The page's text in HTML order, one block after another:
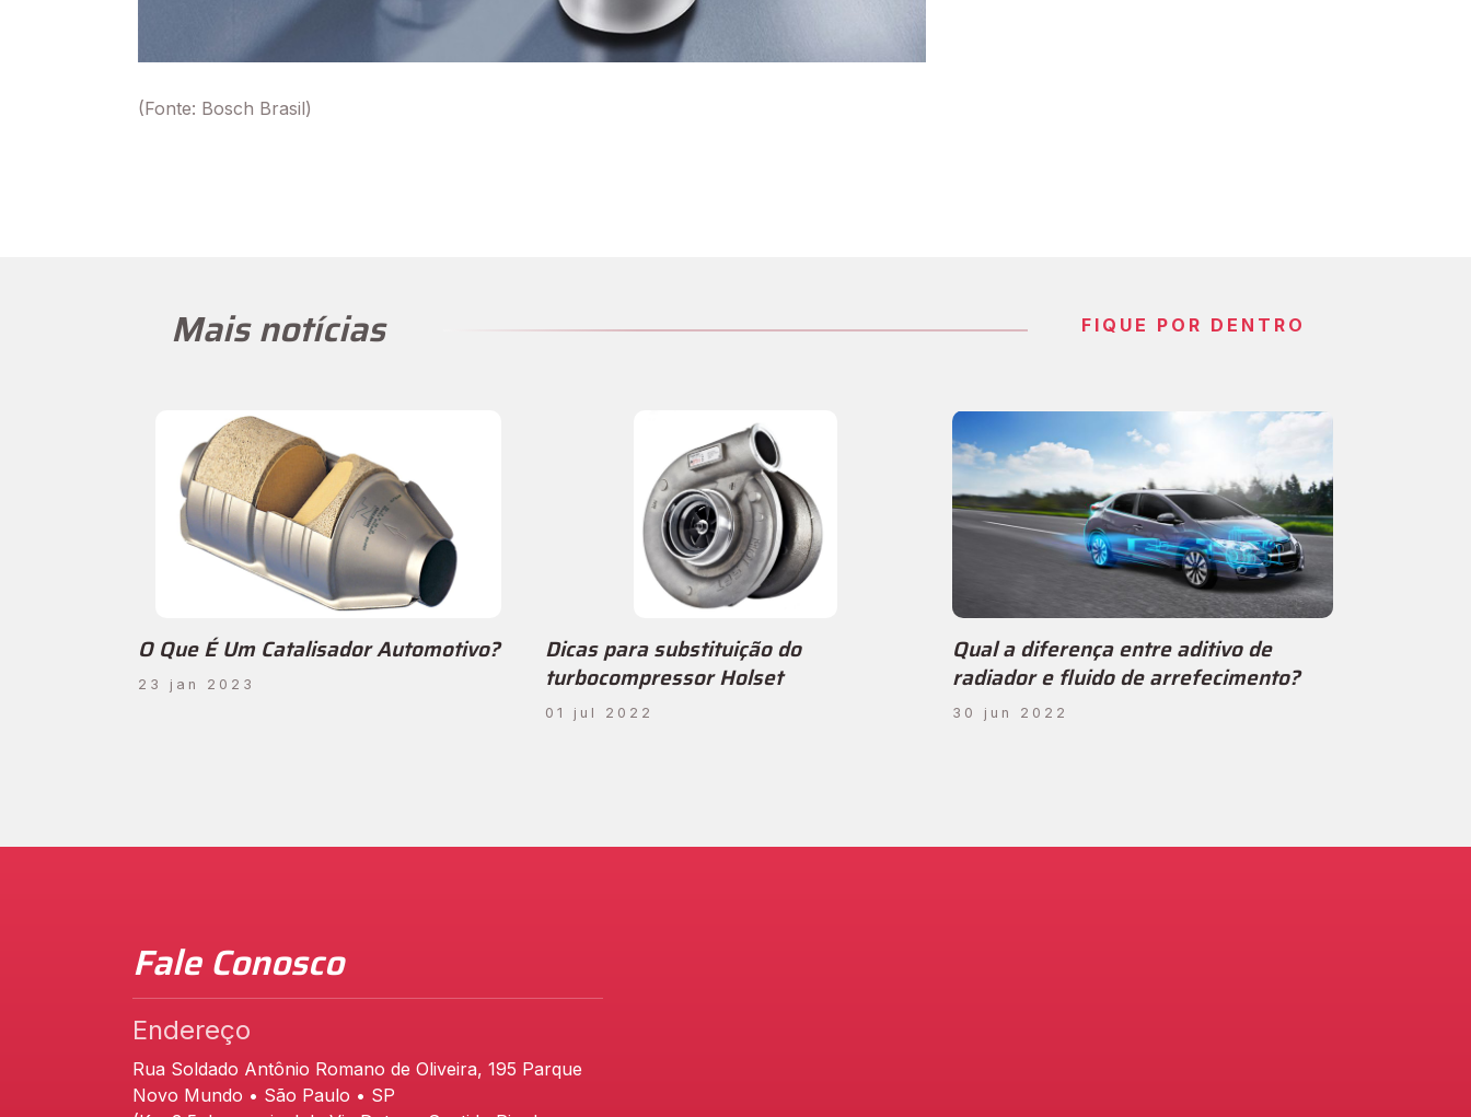
(Fonte: Bosch Brasil)
Mais notícias FIQUE POR DENTRO
O Que É Um Catalisador Automotivo?
23 jan 2023
Dicas para substituição do
turbocompressor Holset
01 jul 2022
Qual a diferença entre aditivo de
radiador e fluido de arrefecimento?
30 jun 2022
Fale Conosco
Endereço
Rua Soldado Antônio Romano de Oliveira, 195 Parque
Novo Mundo • São Paulo • SP